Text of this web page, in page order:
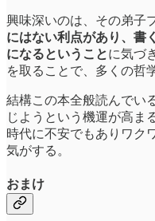
興味深いのは、その弟子
にはない利点があり、書
になるということに気づ
を取ることで、多くの哲
結構この本全般読んでい
じようという機運が高ま
時代に不安でもありワク
気がする。
おまけ